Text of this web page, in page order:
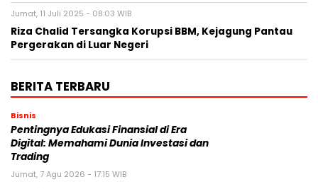
Jumat, 11 Juli 2025 - 08:03 WIB
Riza Chalid Tersangka Korupsi BBM, Kejagung Pantau
Pergerakan di Luar Negeri
BERITA TERBARU
Bisnis
Pentingnya Edukasi Finansial di Era
Digital: Memahami Dunia Investasi dan
Trading
Jumat, 7 Agu 2026 - 17:15 WIB